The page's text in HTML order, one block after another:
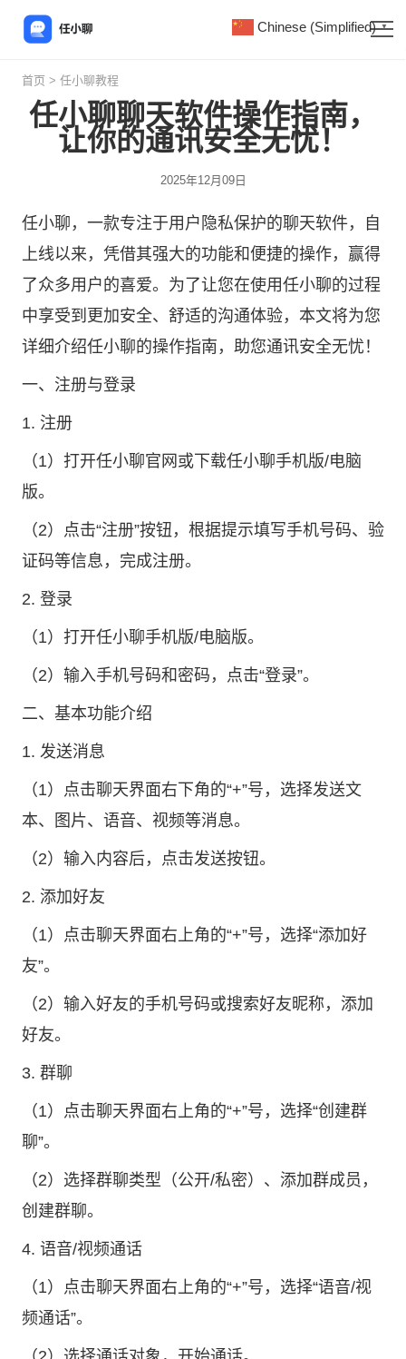
首页 > 任小聊教程
任小聊聊天软件操作指南，
让你的通讯安全无忧！
2025年12月09日
任小聊 ，一款专注于用户隐私保护的聊天软件，自
上线以来，凭借其强大的功能和便捷的操作，赢得
了众多用户的喜爱。为了让您在使用任小聊的过程
中享受到更加安全、舒适的沟通体验，本文将为您
详细介绍任小聊的操作指南，助您通讯安全无忧！
一、注册与登录
1. 注册
（1）打开任小聊官网 或下载任小聊手机版/电脑
版。
（2）点击“注册”按钮，根据提示填写手机号码、验
证码等信息，完成注册。
2. 登录
（1）打开任小聊手机版/电脑版。
（2）输入手机号码和密码，点击“登录”。
二、基本功能介绍
1. 发送消息
（1）点击聊天界面右下角的“+”号，选择发送文
本、图片、语音、视频等消息。
（2）输入内容后，点击发送按钮。
2. 添加好友
（1）点击聊天界面右上角的“+”号，选择“添加好
友”。
（2）输入好友的手机号码或搜索好友昵称，添加
好友。
3. 群聊
（1）点击聊天界面右上角的“+”号，选择“创建群
聊”。
（2）选择群聊类型（公开/私密）、添加群成员，
创建群聊。
4. 语音/视频通话
（1）点击聊天界面右上角的“+”号，选择“语音/视
频通话”。
Chinese (Simplified) ▼